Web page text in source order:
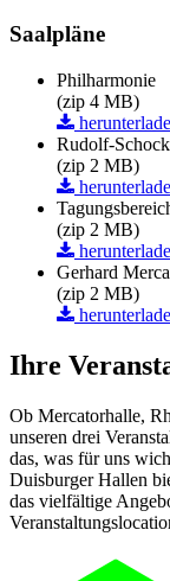
Saalpläne
Philharmonie
(zip 4 MB)
Rudolf-
(zip 2 MB)
(zip 2 MB)
Gerhard
(zip 2 MB)
Ihre
Ob Mercatorhalle,
unseren drei
das, was für uns
Duisburger Hallen
das vielfältige